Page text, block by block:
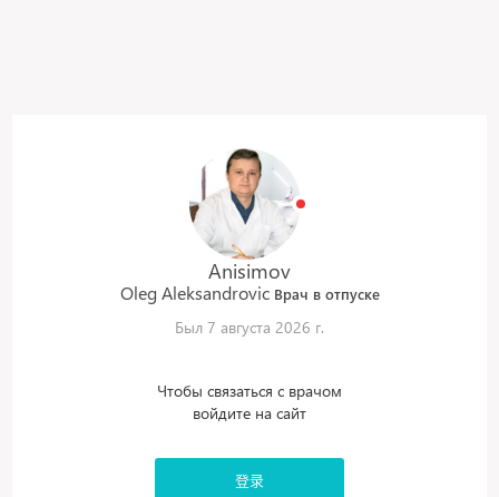
Anisimov
Oleg Aleksandrovic Врач в отпуске
Был 7 августа 2026 г.
Чтобы связаться с врачом
войдите на сайт
登录